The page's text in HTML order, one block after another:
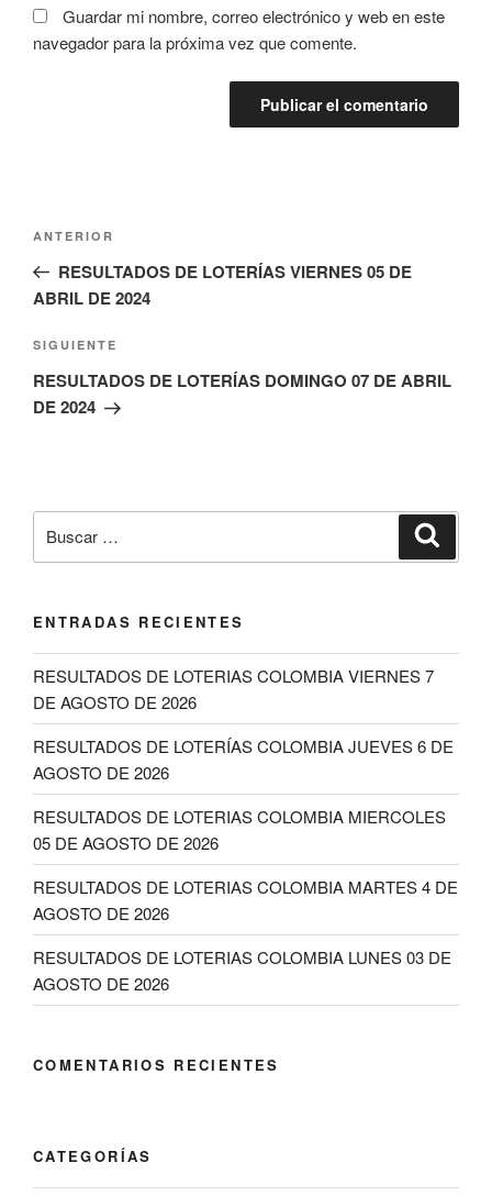
Guardar mi nombre, correo electrónico y web en este
navegador para la próxima vez que comente.
entradas
Entrada
anterior:
ANTERIOR
RESULTADOS DE LOTERÍAS VIERNES 05 DE
ABRIL DE 2024
Siguiente
entrada
SIGUIENTE
RESULTADOS DE LOTERÍAS DOMINGO 07 DE ABRIL
DE 2024
por:
ENTRADAS RECIENTES
RESULTADOS DE LOTERIAS COLOMBIA VIERNES 7
DE AGOSTO DE 2026
RESULTADOS DE LOTERÍAS COLOMBIA JUEVES 6 DE
AGOSTO DE 2026
RESULTADOS DE LOTERIAS COLOMBIA MIERCOLES
05 DE AGOSTO DE 2026
RESULTADOS DE LOTERIAS COLOMBIA MARTES 4 DE
AGOSTO DE 2026
RESULTADOS DE LOTERIAS COLOMBIA LUNES 03 DE
AGOSTO DE 2026
COMENTARIOS RECIENTES
CATEGORÍAS